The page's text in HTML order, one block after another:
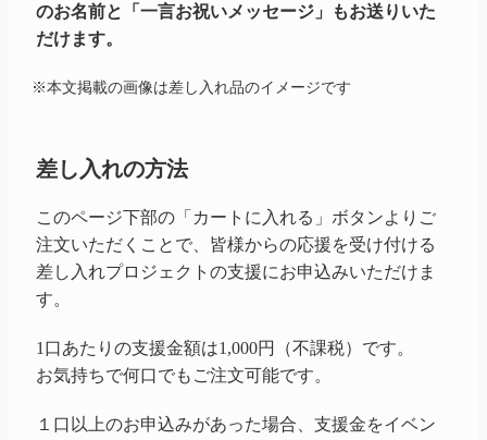
のお名前と「一言お祝いメッセージ」もお送りいた
だけます。
※本文掲載の画像は差し入れ品のイメージです
差し入れの方法
このページ下部の「カートに入れる」ボタンよりご
注文いただくことで、皆様からの応援を受け付ける
差し入れプロジェクトの支援にお申込みいただけま
す。
1口あたりの支援金額は1,000円（不課税）です。
お気持ちで何口でもご注文可能です。
１口以上のお申込みがあった場合、支援金をイベン